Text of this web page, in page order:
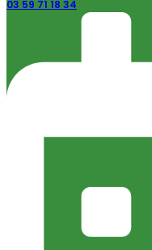
03 59 71 18 34